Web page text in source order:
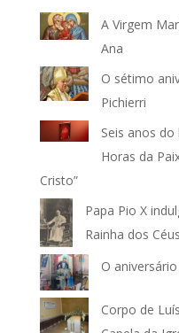
A Virgem
Ana
O sétimo
Pichierri
Seis anos
Horas da
Cristo”
Papa Pio X
Rainha dos Céus
O
Corpo de